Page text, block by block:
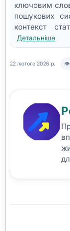
ключовим
пошукових
контекст
Детальніше
22 лютого 2026 р. 👁